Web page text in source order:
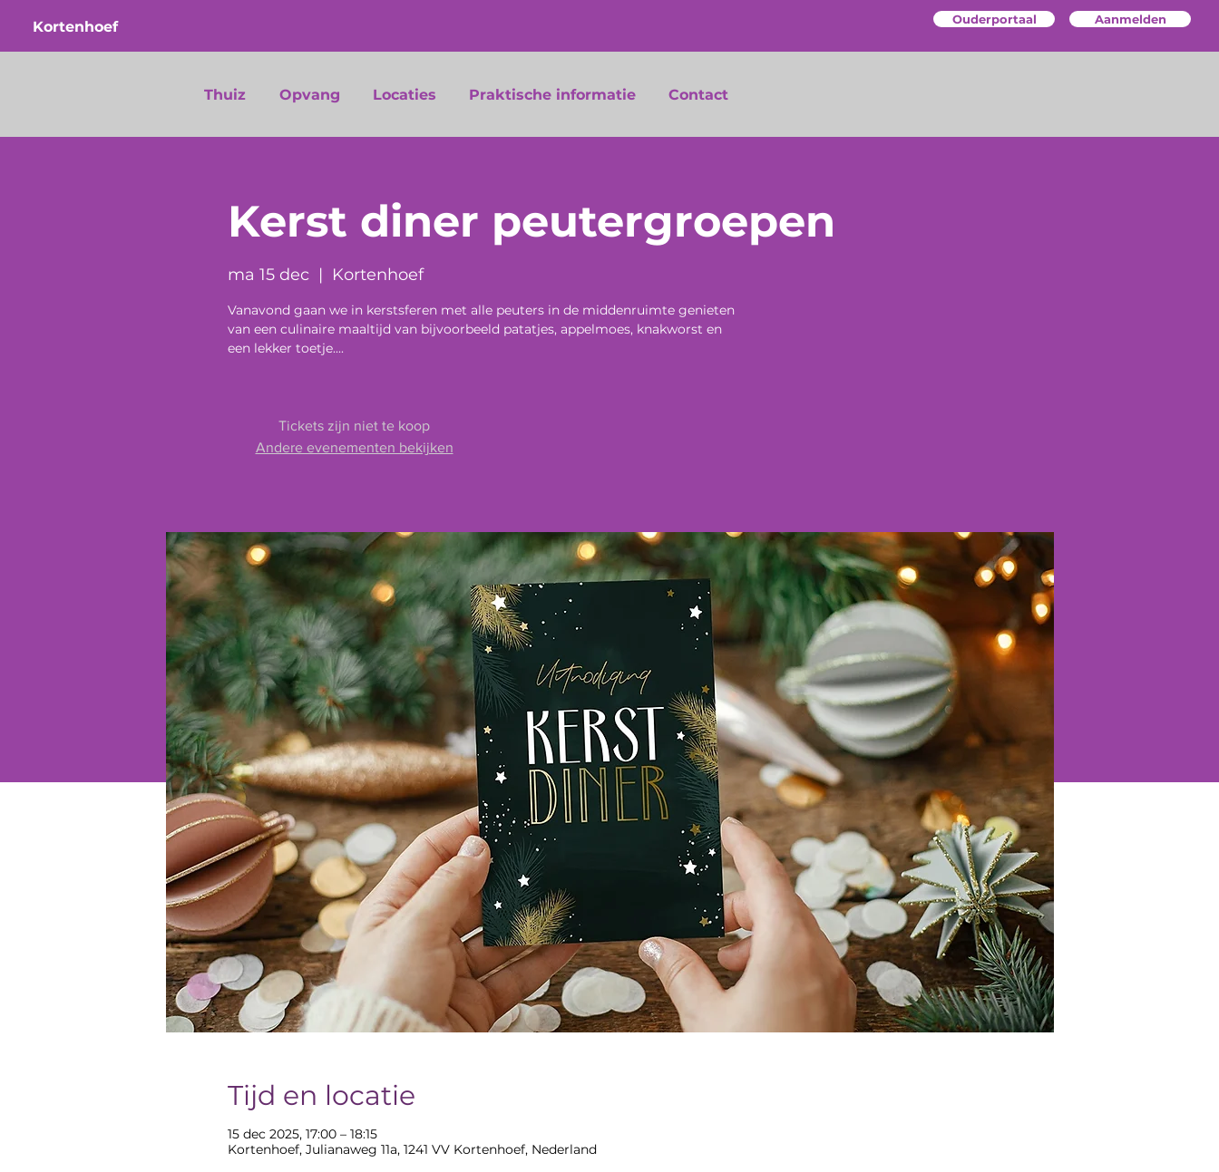
Kortenhoef Ouderportaal Aanmelden
Thuiz Opvang Locaties Praktische informatie Contact
Kerst diner peutergroepen
ma 15 dec
  |
Kortenhoef
Vanavond gaan we in kerstsferen met alle peuters in de middenruimte genieten
van een culinaire maaltijd van bijvoorbeeld patatjes, appelmoes, knakworst en
een lekker toetje....
Tickets zijn niet te koop
Andere evenementen bekijken
Tijd en locatie
15 dec 2025, 17:00 – 18:15
Kortenhoef, Julianaweg 11a, 1241 VV Kortenhoef, Nederland